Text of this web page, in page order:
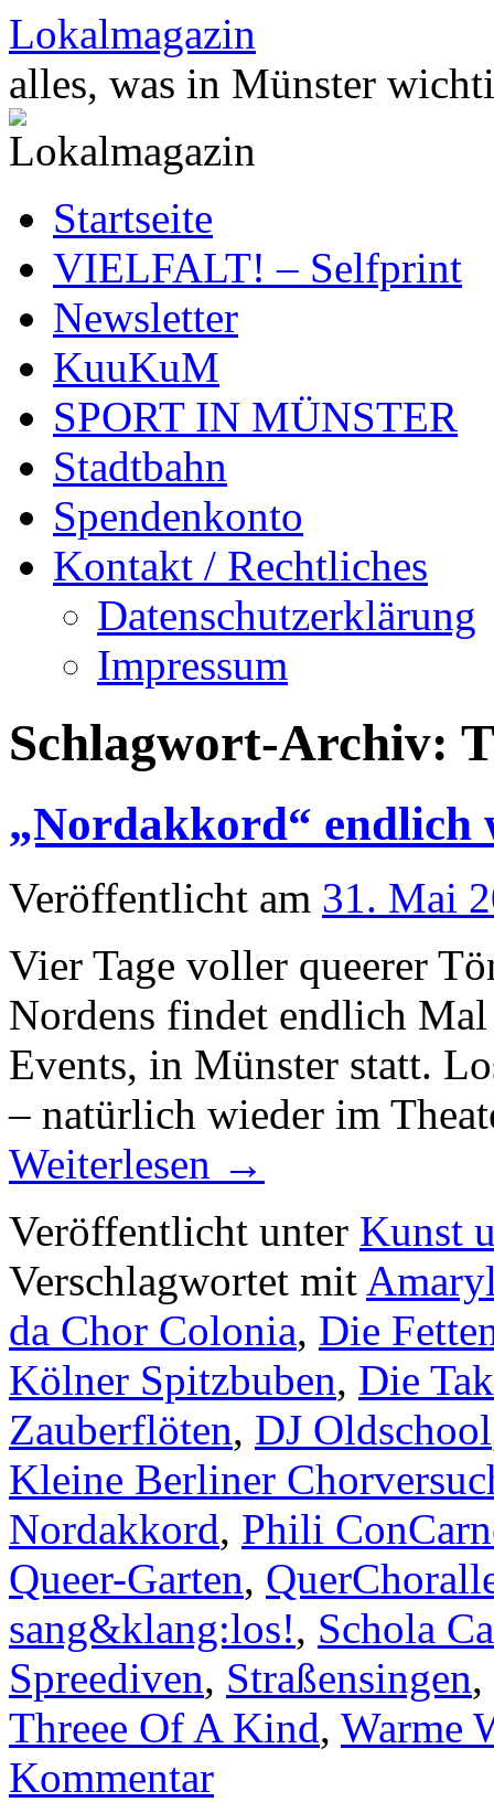
Zum
Inhalt
springen
Lokalmagazin
alles, was in Münster
Startseite
VIELFALT! – Selfprint
Newsletter
KuuKuM
SPORT IN MÜNSTER
Stadtbahn
Spendenkonto
Kontakt / Rechtliches
Datenschutzerklärung
Impressum
Schlagwort-Archiv:
„Nordakkord“
Veröffentlicht am 31. Mai
Vier Tage voller queerer
Nordens findet endlich Mal
Events, in Münster statt.
– natürlich wieder im
Weiterlesen →
Veröffentlicht unter Kunst
Verschlagwortet mit
da Chor Colonia, Die
Kölner Spitzbuben, Die
Zauberflöten, DJ Oldschool
Kleine Berliner
Nordakkord, Phili
Queer-Garten,
sang&klang:los!, Schola
Spreediven, Straßensingen,
Threee Of A Kind, Warme
Kommentar